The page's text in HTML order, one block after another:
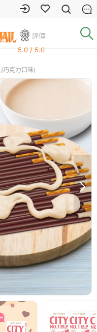
評價:
5.0 / 5.0
巧克力口味)